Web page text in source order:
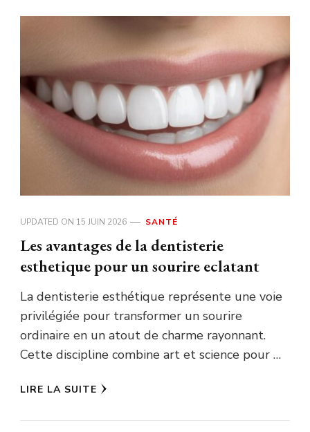
UPDATED ON 15 JUIN 2026 SANTÉ
Les avantages de la dentisterie
esthetique pour un sourire eclatant
La dentisterie esthétique représente une voie
privilégiée pour transformer un sourire
ordinaire en un atout de charme rayonnant.
Cette discipline combine art et science pour …
LIRE LA SUITE